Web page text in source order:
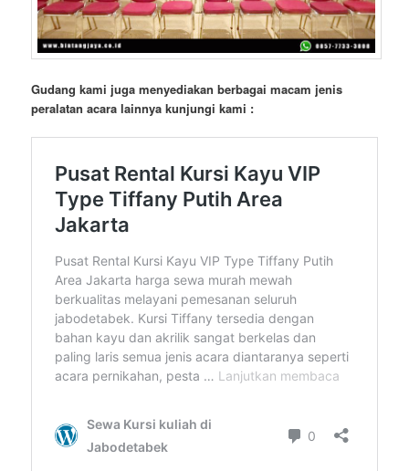
Gudang kami juga menyediakan berbagai macam jenis
peralatan acara lainnya kunjungi kami :